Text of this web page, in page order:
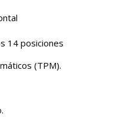
14 posiciones
(TPM).